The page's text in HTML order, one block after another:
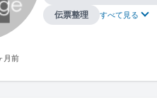
月前
伝票整理
すべて見る